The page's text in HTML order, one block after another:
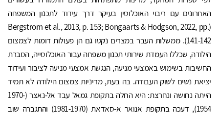
האחרונים עם ריבוי האוכלוסין בעיקר דרך עידוד לתכנון המשפחה
(Bergstrom et al., 2013, p. 153; Bongaarts & Hodgson, 2022, pp.
141-142). ממשלות העבר במצרים נקטו גם הן פעולות דומות לצמצום
הילודה, שכללו העמדת שירותי תכנון משפחה עבור האוכלוסייה, הסברת
החשיבות בשימוש באמצעי מניעה, הנגשת אמצעי מניעה לציבור ועידוד
יציאת נשים לשוק העבודה. בה בעת, מדיניות צמצום הילודה לא תמיד
הייתה נחושה ונחרצת: היא החלה בתקופת גמאל עבד אל-נאצר (1970-
1954), דעכה בתקופת אנואר א-סאדאת (1981-1970) והתגברה שוב